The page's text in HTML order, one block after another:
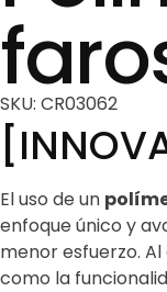
SKU: CR03062
El uso de un
enfoque único y
menor esfuerzo.
como la